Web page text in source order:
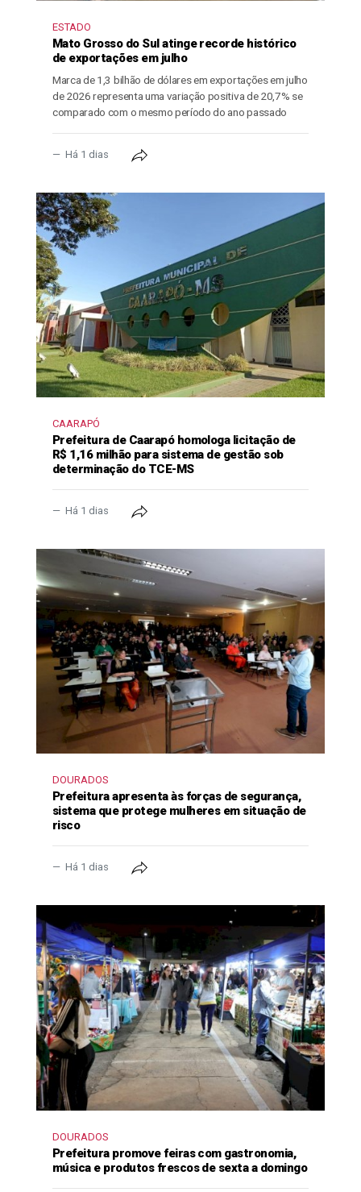
ESTADO
Mato Grosso do Sul atinge recorde histórico
de exportações em julho
Marca de 1,3 bilhão de dólares em exportações em julho
de 2026 representa uma variação positiva de 20,7% se
comparado com o mesmo período do ano passado
Há 1 dias
CAARAPÓ
Prefeitura de Caarapó homologa licitação de
R$ 1,16 milhão para sistema de gestão sob
determinação do TCE-MS
Há 1 dias
DOURADOS
Prefeitura apresenta às forças de segurança,
sistema que protege mulheres em situação de
risco
Há 1 dias
DOURADOS
Prefeitura promove feiras com gastronomia,
música e produtos frescos de sexta a domingo